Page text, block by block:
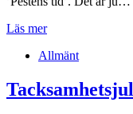
Läs mer
Allmänt
Tacksamhetsjul